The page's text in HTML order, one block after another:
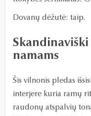
Dovanų dėžutė: taip.
namams
Šis vilnonis pledas
interjere kuria ramų
raudonų atspalvių